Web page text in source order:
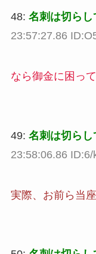
48: 名刺は切ら
23:57:27.86
なら御金に困っ
49: 名刺は切ら
23:58:06.86 ID:6/
実際、お前ら当